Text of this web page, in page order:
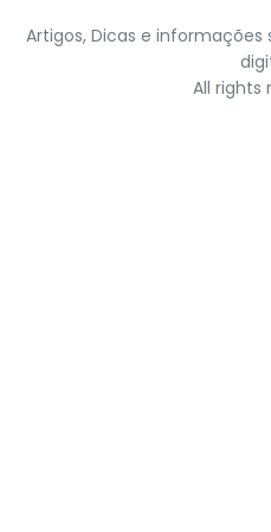
Artigos, Dicas e
All rights